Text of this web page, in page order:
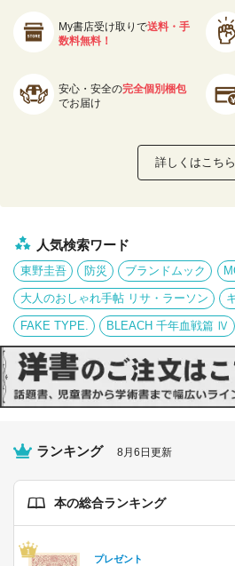
My書店受け取りで送料・手
数料無料！
安心・安全の完全個別梱包
でお届け
詳しくはこちら
人気検索ワード
東野圭吾 防災 ブランドムック
大人のおしゃれ手帖 リサ・ラーソン
FAKE TYPE. BLEACH 千年血戦篇 Ⅳ
ランキング 8月6日更新
本の総合ランキング
プレゼント